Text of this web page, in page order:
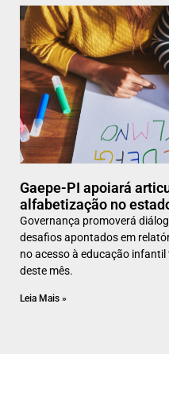
Gaepe-PI apoiará
alfabetização no
Governança promoverá
desafios apontados em
no acesso à educação
deste mês.
Leia Mais »